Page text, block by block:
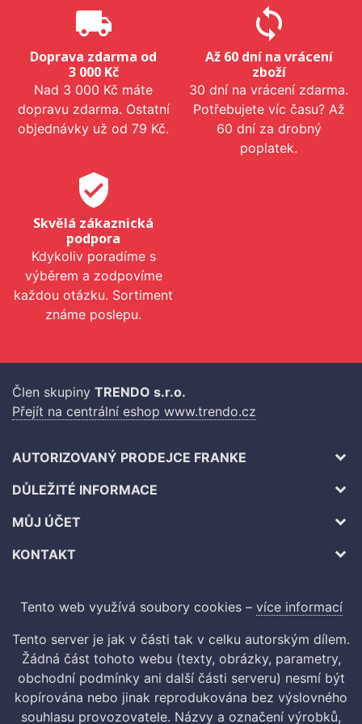
local_shipping
Doprava zdarma od
3 000 Kč
Nad 3 000 Kč máte
dopravu zdarma. Ostatní
objednávky už od 79 Kč.
sync
Až 60 dní na vrácení
zboží
30 dní na vrácení zdarma.
Potřebujete víc času? Až
60 dní za drobný
poplatek.
verified_user
Skvělá zákaznická
podpora
Kdykoliv poradíme s
výběrem a zodpovíme
každou otázku. Sortiment
známe poslepu.
Člen skupiny TRENDO s.r.o.
Přejít na centrální eshop www.trendo.cz
AUTORIZOVANÝ PRODEJCE FRANKE
DŮLEŽITÉ INFORMACE
MŮJ ÚČET
KONTAKT
Tento web využívá soubory cookies – více informací
Tento server je jak v části tak v celku autorským dílem.
Žádná část tohoto webu (texty, obrázky, parametry,
obchodní podmínky ani další části serveru) nesmí být
kopírována nebo jinak reprodukována bez výslovného
souhlasu provozovatele. Názvy a označení výrobků,